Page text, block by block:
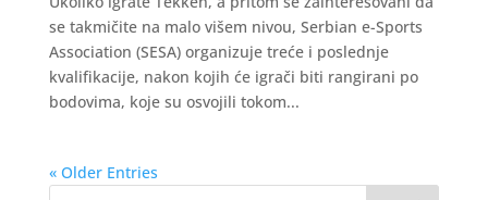
se takmičite na malo višem nivou, Serbian e-Sports
Association (SESA) organizuje treće i poslednje
kvalifikacije, nakon kojih će igrači biti rangirani po
bodovima, koje su osvojili tokom...
« Older Entries